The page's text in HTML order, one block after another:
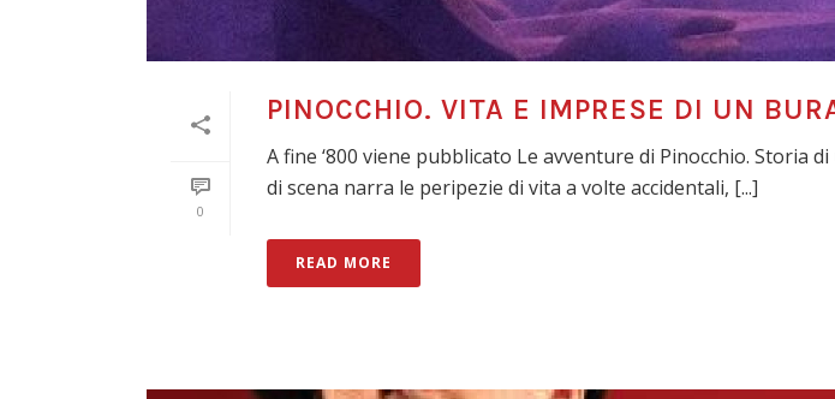
0
PINOCCHIO. VITA E IMPRESE DI UN
A fine ‘800 viene pubblicato Le avventure di Pinocchio. Storia
di scena narra le peripezie di vita a volte accidentali, [...]
READ MORE